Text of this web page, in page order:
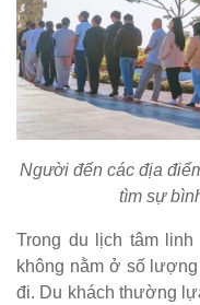
Người đến các địa
tìm sự
Trong du lịch tâm
không nằm ở số
đi. Du khách thường